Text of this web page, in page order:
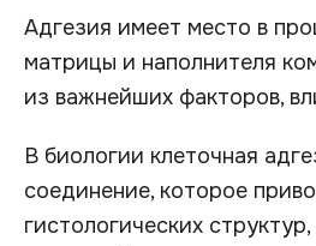
Адгезия имеет место в
матрицы и наполнителя
из важнейших факторов,
В биологии клеточная
соединение, которое
гистологических